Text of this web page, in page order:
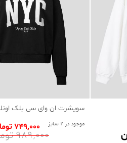
سویشرت ان وای سی بلک
موجود در 2 سایز
989٬000 تومان
749٬000 تومان